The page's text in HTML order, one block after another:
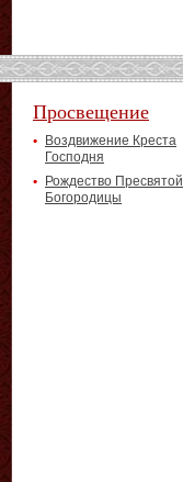
Просвещение
Воздвижение Креста
Господня
Рождество Пресвятой
Богородицы